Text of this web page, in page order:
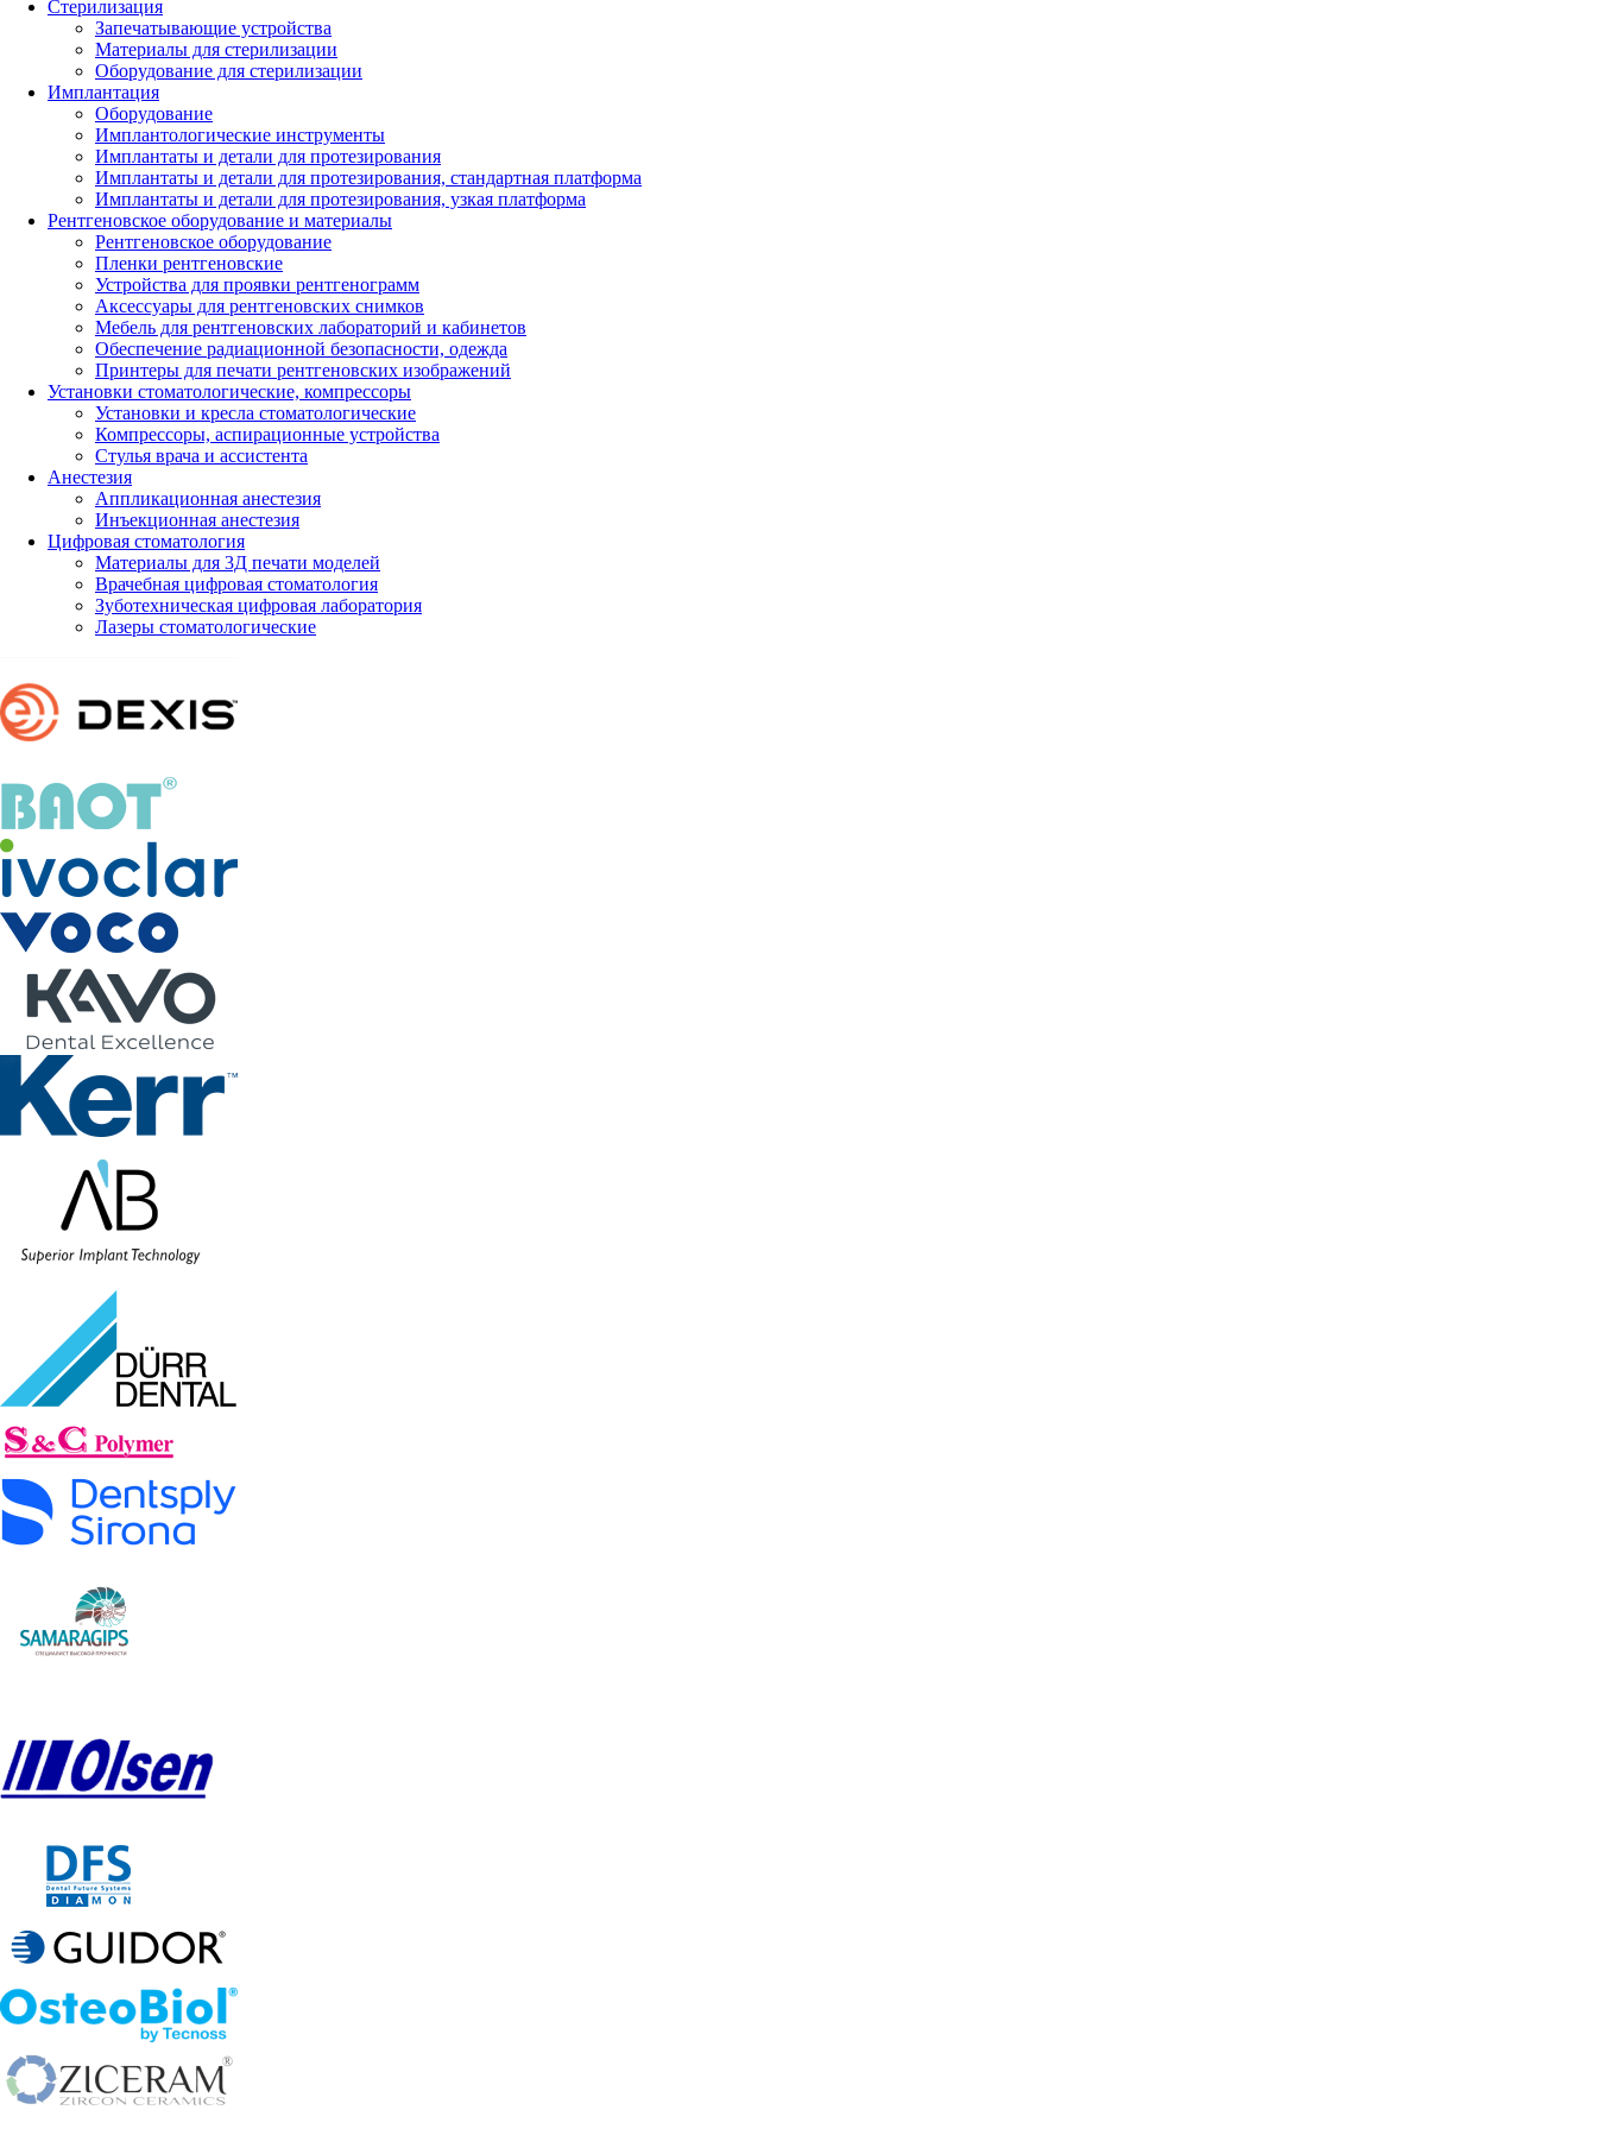
Стерилизация
Запечатывающие устройства
Материалы для стерилизации
Оборудование для стерилизации
Имплантация
Оборудование
Имплантологические инструменты
Имплантаты и детали для протезирования
Имплантаты и детали для протезирования, стандартная платформа
Имплантаты и детали для протезирования, узкая платформа
Рентгеновское оборудование и материалы
Рентгеновское оборудование
Пленки рентгеновские
Устройства для проявки рентгенограмм
Аксессуары для рентгеновских снимков
Мебель для рентгеновских лабораторий и кабинетов
Обеспечение радиационной безопасности, одежда
Принтеры для печати рентгеновских изображений
Установки стоматологические, компрессоры
Установки и кресла стоматологические
Компрессоры, аспирационные устройства
Стулья врача и ассистента
Анестезия
Аппликационная анестезия
Инъекционная анестезия
Цифровая стоматология
Материалы для 3Д печати моделей
Врачебная цифровая стоматология
Зуботехническая цифровая лаборатория
Лазеры стоматологические